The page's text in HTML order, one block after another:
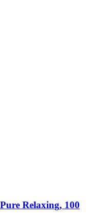
Relaxing, 100